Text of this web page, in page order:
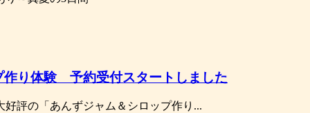
作り体験 予約受付スタートしました
評の「あんずジャム＆シロップ作り...